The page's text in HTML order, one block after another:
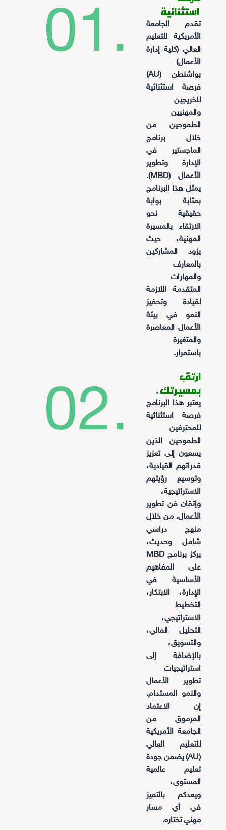
01.
تقدم الجامعة
الأمريكية للتعليم
العالي (كلية إدارة
الأعمال)
بواشنطن (AU)
فرصة استثنائية
للخريجين
والمهنيين
الطموحين من
خلال برنامج
الماجستير في
الإدارة وتطوير
الأعمال (MBD).
يمثل هذا البرنامج
بمثابة بوابة
حقيقية نحو
الارتقاء بالمسيرة
المهنية، حيث
يزود المشاركين
بالمعارف
والمهارات
المتقدمة اللازمة
لقيادة وتحفيز
النمو في بيئة
الأعمال المعاصرة
والمتغيرة
باستمرار.
02.
ارتقِ
بمسيرتك .
يعتبر هذا البرنامج
فرصة استثنائية
للمحترفين
الطموحين الذين
يسعون إلى تعزيز
قدراتهم القيادية،
وتوسيع رؤيتهم
الاستراتيجية،
وإتقان فن تطوير
الأعمال. من خلال
منهج دراسي
شامل وحديث،
يركز برنامج MBD
على المفاهيم
الأساسية في
الإدارة، الابتكار،
التخطيط
الاستراتيجي،
التحليل المالي،
والتسويق،
بالإضافة إلى
استراتيجيات
تطوير الأعمال
والنمو المستدام.
إن الاعتماد
المرموق من
الجامعة الأمريكية
للتعليم العالي
(AU) يضمن جودة
تعليم عالمية
المستوى،
ويعدكم بالتميز
في أي مسار
مهني تختاره.